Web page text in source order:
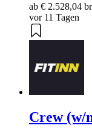
ab € 2.528,04
vor 11 Tagen
Crew (w/